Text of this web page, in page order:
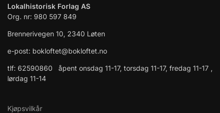
Lokalhistorisk Forlag AS
Org. nr: 980 597 849
Brennerivegen 10, 2340 Løten
e-post: bokloftet@bokloftet.no
tlf: 62590860 åpent onsdag 11-17, torsdag 11-17, fredag 11-17 ,
lørdag 11-14
Kjøpsvilkår